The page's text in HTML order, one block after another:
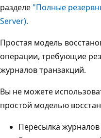
разделе "Полные
Server).
Простая модель
операции, требующие
журналов транзакций.
Вы не можете
простой моделью
Пересылка журналов